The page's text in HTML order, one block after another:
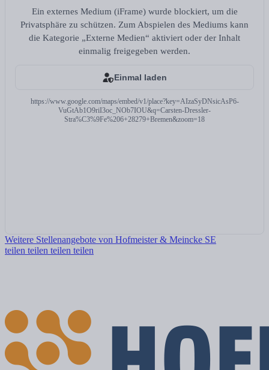
Ein externes Medium (iFrame) wurde blockiert, um die
Privatsphäre zu schützen. Zum Abspielen des Mediums kann
die Kategorie „Externe Medien“ aktiviert oder der Inhalt
einmalig freigegeben werden.
Einmal laden
https://www.google.com/maps/embed/v1/place?key=AIzaSyDNsicAsP6-
VuGtAb1O9riI3oc_NOb7IOU&q=Carsten-Dressler-
Stra%C3%9Fe%206+28279+Bremen&zoom=18
Weitere Stellenangebote von Hofmeister & Meincke SE
teilen teilen teilen teilen